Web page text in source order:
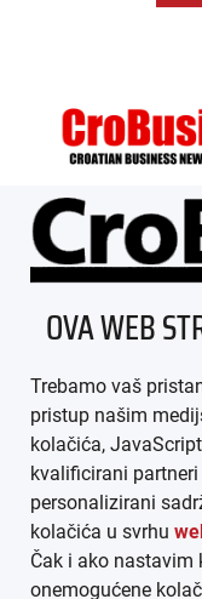
OVA WEB
Trebamo vaš
pristup našim
kolačića,
kvalificirani
personalizirani
kolačića u svrhu
Čak i ako
onemogućene